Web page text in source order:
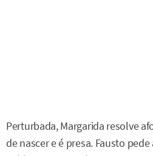
Perturbada, Margarida resolve
de nascer e é presa. Fausto